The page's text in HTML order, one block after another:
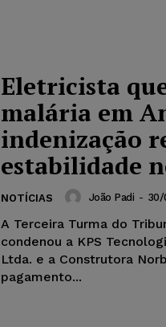
Eletricista
malária em
indenização
estabilidade
NOTÍCIAS João Padi - 30/
A Terceira Turma do
condenou a KPS
Ltda. e a Construtora
pagamento...